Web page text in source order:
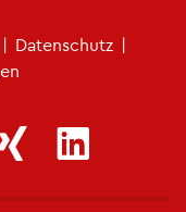
| Da­ten­schutz |